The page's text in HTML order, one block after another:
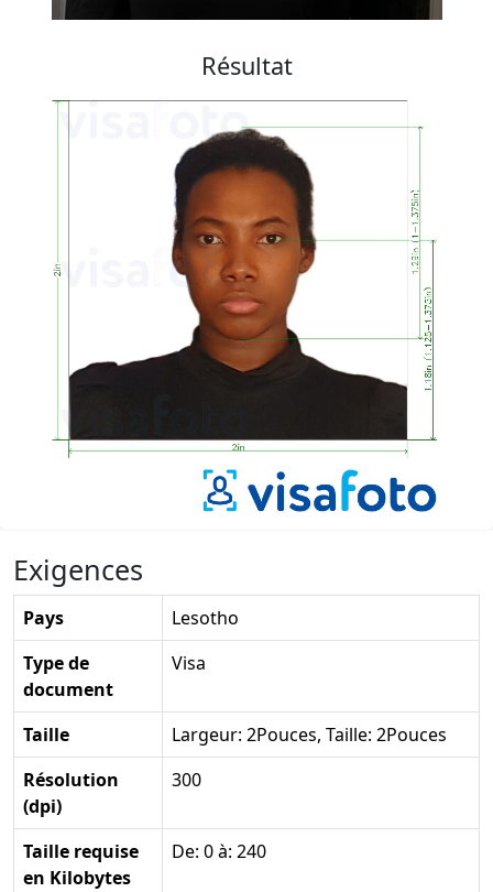
Résultat
Exigences
Pays
Lesotho
Type de
document
Visa
Taille
Largeur: 2Pouces, Taille: 2Pouces
Résolution
(dpi)
300
Taille requise
en Kilobytes
De: 0 à: 240